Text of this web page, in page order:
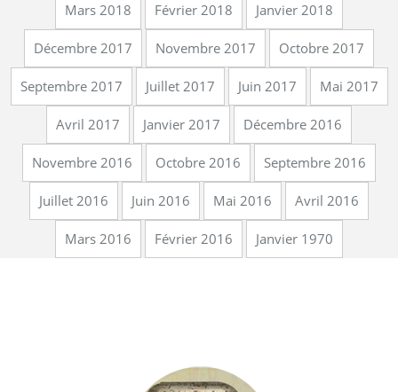
Mars 2018 Février 2018 Janvier 2018
Décembre 2017 Novembre 2017 Octobre 2017
Septembre 2017 Juillet 2017 Juin 2017 Mai 2017
Avril 2017 Janvier 2017 Décembre 2016
Novembre 2016 Octobre 2016 Septembre 2016
Juillet 2016 Juin 2016 Mai 2016 Avril 2016
Mars 2016 Février 2016 Janvier 1970